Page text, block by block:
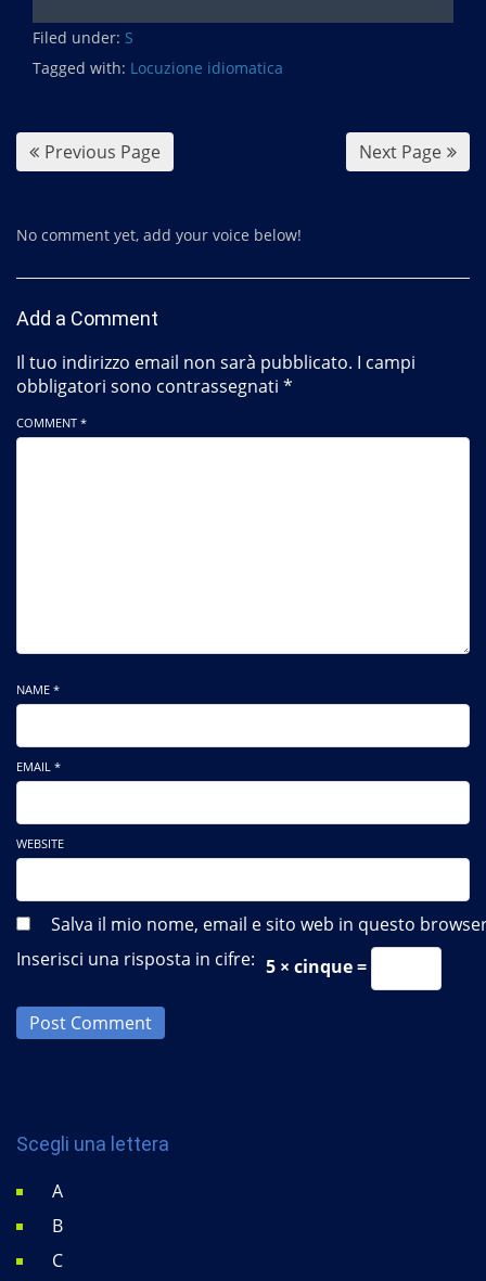
c
e
b
Filed under: S
Tagged with: Locuzione idiomatica
Previous Page Next Page
No comment yet, add your voice below!
Add a Comment
Il tuo indirizzo email non sarà pubblicato. I campi
obbligatori sono contrassegnati *
COMMENT *
NAME *
EMAIL *
WEBSITE
Salva il mio nome, email e sito web in questo
Inserisci una risposta in cifre: 5 × cinque =
Post Comment
Scegli una lettera
A
B
C